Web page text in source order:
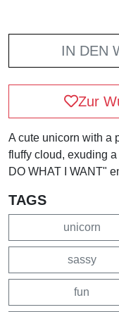
IN DEN
Zur
A cute unicorn with a
fluffy cloud, exuding
DO WHAT I WANT"
TAGS
unicorn
sassy
fun